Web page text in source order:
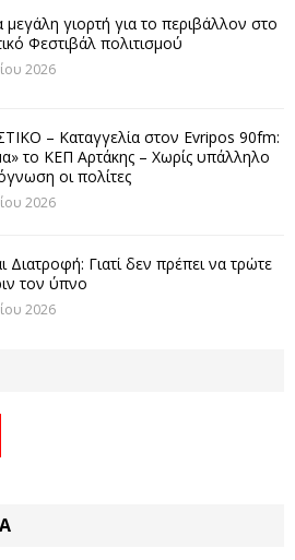
γιορτή για το περιβάλλον στο
Φεστιβάλ πολιτισμού
2026
– Καταγγελία στον Evripos 90fm:
το ΚΕΠ Αρτάκης – Χωρίς υπάλληλο
οι πολίτες
2026
Διατροφή: Γιατί δεν πρέπει να τρώτε
τον ύπνο
2026